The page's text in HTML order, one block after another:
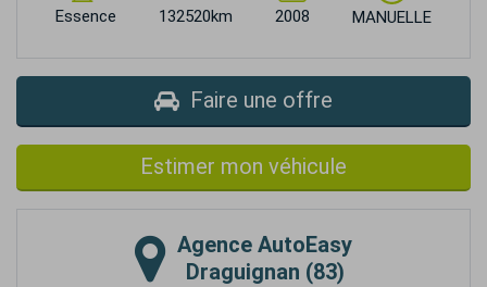
Essence 132520km 2008 MANUELLE
Faire une offre
Estimer mon véhicule
Agence AutoEasy
Draguignan (83)